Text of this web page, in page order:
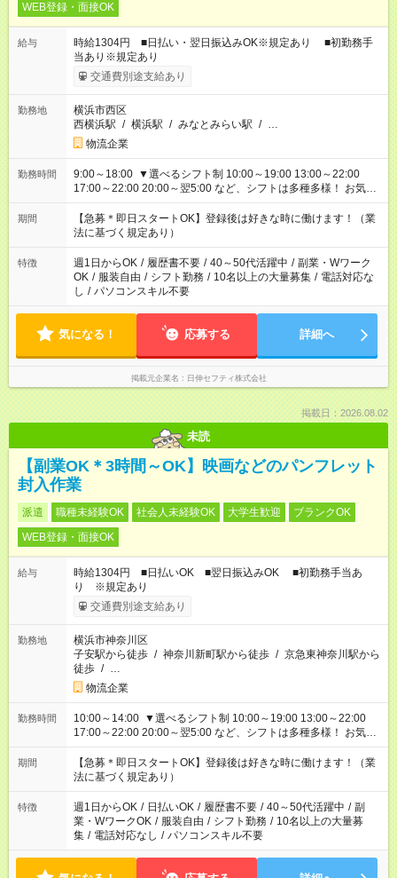
WEB登録・面接OK
給与
時給1304円 ■日払い・翌日振込みOK※規定あり ■初勤務手
当あり※規定あり
交通費別途支給あり
勤務地
横浜市西区
西横浜駅 / 横浜駅 / みなとみらい駅 / …
物流企業
勤務時間
9:00～18:00 ▼選べるシフト制 10:00～19:00 13:00～22:00
17:00～22:00 20:00～翌5:00 など、シフトは多種多様！ お気軽
にご相談ください！
期間
【急募＊即日スタートOK】登録後は好きな時に働けます！（業
法に基づく規定あり）
特徴 週1日からOK / 履歴書不要 / 40～50代活躍中 / 副業・Wワーク
OK / 服装自由 / シフト勤務 / 10名以上の大量募集 / 電話対応な
し / パソコンスキル不要
気になる！ 応募する 詳細へ
掲載元企業名 日伸セフティ株式会社
掲載日：2026.08.02
未読
【副業OK＊3時間～OK】映画などのパンフレット
封入作業
派遣 職種未経験OK 社会人未経験OK 大学生歓迎
ブランクOK
WEB登録・面接OK
給与
時給1304円 ■日払いOK ■翌日振込みOK ■初勤務手当あ
り ※規定あり
交通費別途支給あり
勤務地
横浜市神奈川区
子安駅から徒歩 / 神奈川新町駅から徒歩 / 京急東神奈川駅から
徒歩 / …
物流企業
勤務時間
10:00～14:00 ▼選べるシフト制 10:00～19:00 13:00～22:00
17:00～22:00 20:00～翌5:00 など、シフトは多種多様！ お気軽
にご相談ください！
期間
【急募＊即日スタートOK】登録後は好きな時に働けます！（業
法に基づく規定あり）
特徴 週1日からOK / 日払いOK / 履歴書不要 / 40～50代活躍中 / 副
業・WワークOK / 服装自由 / シフト勤務 / 10名以上の大量募
集 / 電話対応なし / パソコンスキル不要